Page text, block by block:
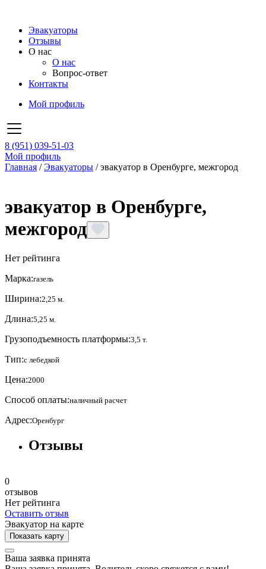
Эвакуаторы
Отзывы
О нас
О нас
Вопрос-ответ
Контакты
Мой профиль
8 (951) 039-51-03
Мой профиль
Главная /Эвакуаторы /эвакуатор в Оренбурге, межгород
эвакуатор в Оренбурге,
межгород
Нет рейтинга
Марка:газель
Ширина:2,25 м.
Длина:5,25 м.
Грузоподъемность платформы:3,5 т.
Тип:с лебедкой
Цена:2000
Способ оплаты:наличный расчет
Адрес:Оренбург
Отзывы
0
отзывов
Нет рейтинга
Оставить отзыв
Эвакуатор на карте
Показать карту
Ваша заявка принята